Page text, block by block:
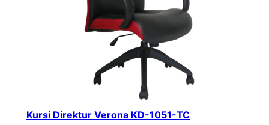
Kursi Direktur Verona KD-1051-TC